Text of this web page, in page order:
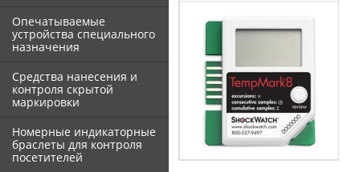
Опечатываемые
устройства специального
назначения
Средства нанесения и
контроля скрытой
маркировки
Номерные индикаторные
браслеты для контроля
посетителей